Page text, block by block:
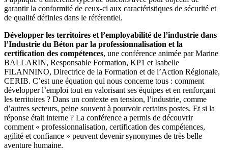
garantir la conformité de ceux-ci aux caractéristiques de sécurité et
de qualité définies dans le référentiel.
Développer les territoires et l’employabilité de l’industrie dans
l’Industrie du Béton par la professionnalisation et la
certification des compétences, une conférence animée par Marine
BALLARIN, Responsable Formation, KP1 et Isabelle
FILANNINO, Directrice de la Formation et de l’Action Régionale,
CERIB. C’est une équation qui nous concerne tous : comment
développer l’emploi tout en valorisant ses équipes et en renforçant
les territoires ? Dans un contexte en tension, l’industrie, comme
d’autres secteurs, peine souvent à pourvoir certains postes. Et si la
réponse était interne ? La conférence a permis de découvrir
comment « professionnalisation, certification des compétences,
agilité et confiance » peuvent devenir synonymes de très belle
aventure humaine.